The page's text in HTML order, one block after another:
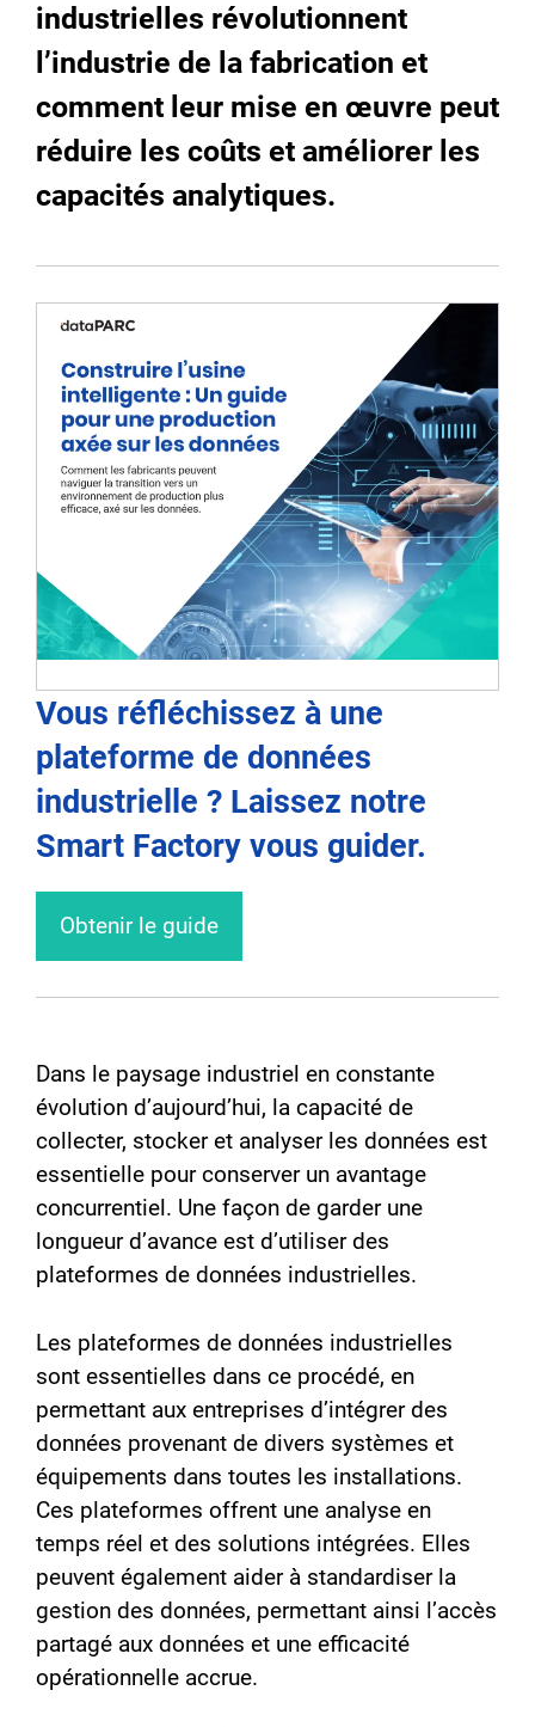
industrielles révolutionnent
l’industrie de la fabrication et
comment leur mise en œuvre peut
réduire les coûts et améliorer les
capacités analytiques.
Vous réfléchissez à une
plateforme de données
industrielle ? Laissez notre
Smart Factory vous guider.
Obtenir le guide
Dans le paysage industriel en constante
évolution d’aujourd’hui, la capacité de
collecter, stocker et analyser les données est
essentielle pour conserver un avantage
concurrentiel. Une façon de garder une
longueur d’avance est d’utiliser des
plateformes de données industrielles.
Les plateformes de données industrielles
sont essentielles dans ce procédé, en
permettant aux entreprises d’intégrer des
données provenant de divers systèmes et
équipements dans toutes les installations.
Ces plateformes offrent une analyse en
temps réel et des solutions intégrées. Elles
peuvent également aider à standardiser la
gestion des données, permettant ainsi l’accès
partagé aux données et une efficacité
opérationnelle accrue.